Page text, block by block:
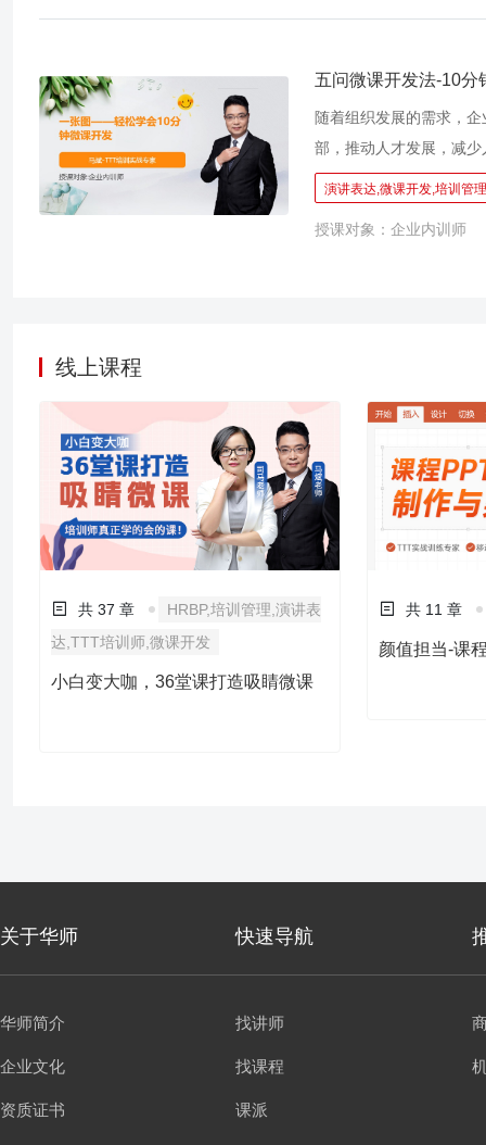
下：由于没有过多时间
致现场冷场；虽然有
五问微课开发法-10分
随着组织发展的需求，
部，推动人才发展，减少
业、万众创业”，继内部
销加盟制等等形态，组
更好的结合起来。 随着
演讲表达,微课开发,培训管理
授课对象：企业内训师
线上课程
共 37 章
HRBP,培训管理,演讲表
达,TTT培训师,微课开发
小白变大咖，36堂课打造吸睛微课
共 11 章
颜值担当-课
关于华师 快速导航
华师简介
企业文化
资质证书
找讲师
找课程
课派